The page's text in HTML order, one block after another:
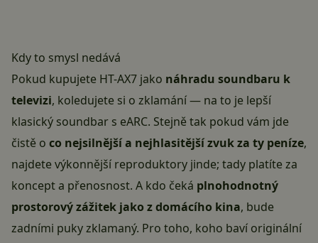
Kdy to smysl nedává
Pokud kupujete HT-AX7 jako náhradu soundbaru k
televizi, koledujete si o zklamání — na to je lepší
klasický soundbar s eARC. Stejně tak pokud vám jde
čistě o co nejsilnější a nejhlasitější zvuk za ty peníze,
najdete výkonnější reproduktory jinde; tady platíte za
koncept a přenosnost. A kdo čeká plnohodnotný
prostorový zážitek jako z domácího kina, bude
zadními puky zklamaný. Pro toho, koho baví originální